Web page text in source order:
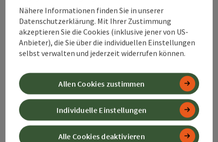
info@360alpenland.com
InstagramFacebookYouTube
Kontaktformular
Nähere Informationen finden Sie in unserer
Datenschutzerklärung. Mit Ihrer Zustimmung
akzeptieren Sie die Cookies (inklusive jener von US-
Anbieter), die Sie über die individuellen Einstellungen
selbst verwalten und jederzeit widerrufen können.
Alle Cookies deaktivieren
Individuelle Einstellungen
Allen Cookies zustimmen